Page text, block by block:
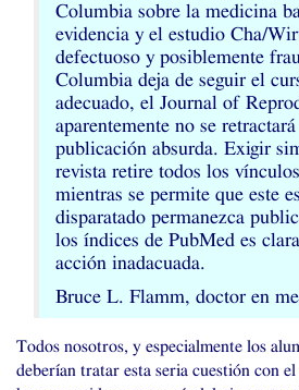
Columbia sobre la medicina
evidencia y el estudio Cha/
defectuoso y posiblemente
Columbia deja de seguir el
adecuado, el Journal of
aparentemente no se
publicación absurda. Exigir
revista retire todos los
mientras se permite que este
disparatado permanezca
los índices de PubMed es
acción inadacuada.
Bruce L. Flamm, doctor en
Todos nosotros, y especialmente los
deberían tratar esta seria cuestión con